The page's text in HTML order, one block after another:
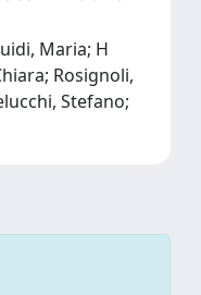
Maria; H
Rosignoli,
Stefano;